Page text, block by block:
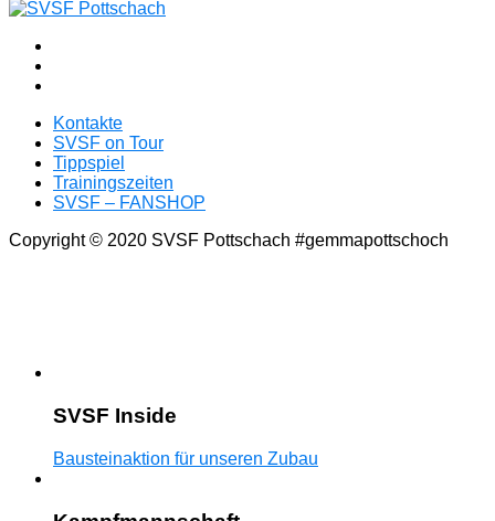
Kontakte
SVSF on Tour
Tippspiel
Trainingszeiten
SVSF – FANSHOP
Copyright © 2020 SVSF Pottschach #gemmapottschoch
SVSF Inside
Bausteinaktion für unseren Zubau